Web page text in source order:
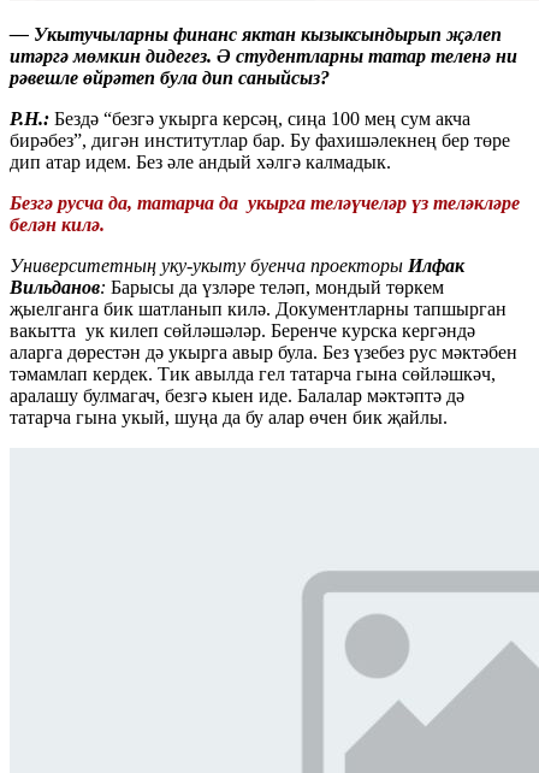
— Укытучыларны финанс яктан кызыксындырып җәлеп
итәргә мөмкин дидегез. Ə студентларны татар теленә ни
рәвешле өйрәтеп була дип саныйсыз?
Р.Н.: Бездә “безгә укырга керсәң, сиңа 100 мең сум акча
бирәбез”, дигән институтлар бар. Бу фахишәлекнең бер төре
дип атар идем. Без әле андый хәлгә калмадык.
Безгә русча да, татарча да укырга теләүчеләр үз теләкләре
белән килә.
Университетның уку-укыту буенча проекторы Илфак
Вильданов: Барысы да үзләре теләп, мондый төркем
җыелганга бик шатланып килә. Документларны тапшырган
вакытта ук килеп сөйләшәләр. Беренче курска кергәндә
аларга дөрестән дә укырга авыр була. Без үзебез рус мәктәбен
тәмамлап кердек. Тик авылда гел татарча гына сөйләшкәч,
аралашу булмагач, безгә кыен иде. Балалар мәктәптә дә
татарча гына укый, шуңа да бу алар өчен бик җайлы.